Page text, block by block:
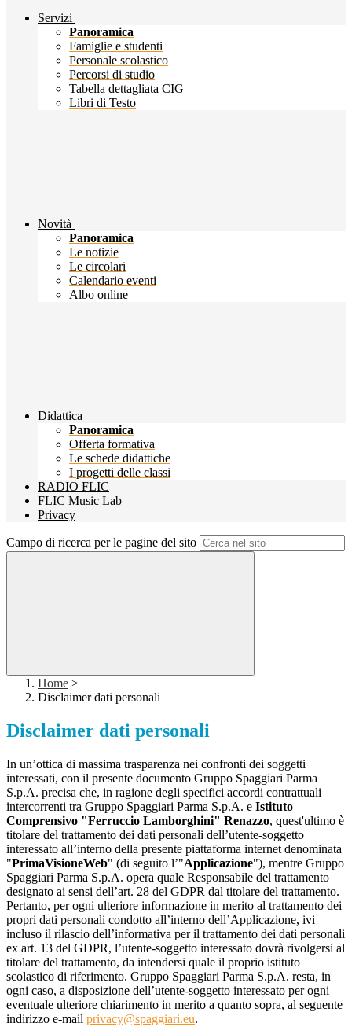
Servizi
Panoramica
Famiglie e studenti
Personale scolastico
Percorsi di studio
Tabella dettagliata CIG
Libri di Testo
Novità
Panoramica
Le notizie
Le circolari
Calendario eventi
Albo online
Didattica
Panoramica
Offerta formativa
Le schede didattiche
I progetti delle classi
RADIO FLIC
FLIC Music Lab
Privacy
Campo di ricerca per le pagine del sito
Home >
Disclaimer dati personali
Disclaimer dati personali
In un’ottica di massima trasparenza nei confronti dei soggetti
interessati, con il presente documento Gruppo Spaggiari Parma
S.p.A. precisa che, in ragione degli specifici accordi contrattuali
intercorrenti tra Gruppo Spaggiari Parma S.p.A. e Istituto
Comprensivo "Ferruccio Lamborghini" Renazzo, quest'ultimo è
titolare del trattamento dei dati personali dell’utente-soggetto
interessato all’interno della presente piattaforma internet denominata
"PrimaVisioneWeb" (di seguito l’"Applicazione"), mentre Gruppo
Spaggiari Parma S.p.A. opera quale Responsabile del trattamento
designato ai sensi dell’art. 28 del GDPR dal titolare del trattamento.
Pertanto, per ogni ulteriore informazione in merito al trattamento dei
propri dati personali condotto all’interno dell’Applicazione, ivi
incluso il rilascio dell’informativa per il trattamento dei dati personali
ex art. 13 del GDPR, l’utente-soggetto interessato dovrà rivolgersi al
titolare del trattamento, da intendersi quale il proprio istituto
scolastico di riferimento. Gruppo Spaggiari Parma S.p.A. resta, in
ogni caso, a disposizione dell’utente-soggetto interessato per ogni
eventuale ulteriore chiarimento in merito a quanto sopra, al seguente
indirizzo e-mail privacy@spaggiari.eu.